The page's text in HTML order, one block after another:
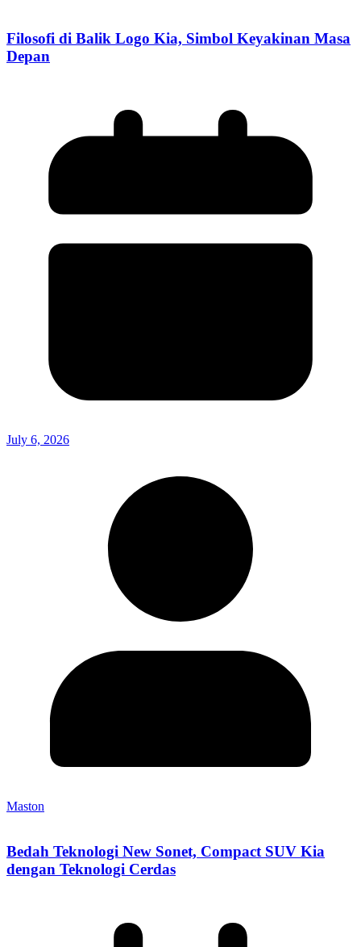
Filosofi di Balik Logo Kia, Simbol Keyakinan Masa
Depan
July 6, 2026
Maston
Bedah Teknologi New Sonet, Compact SUV Kia
dengan Teknologi Cerdas